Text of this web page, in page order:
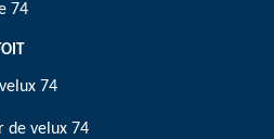
74
74
de velux 74